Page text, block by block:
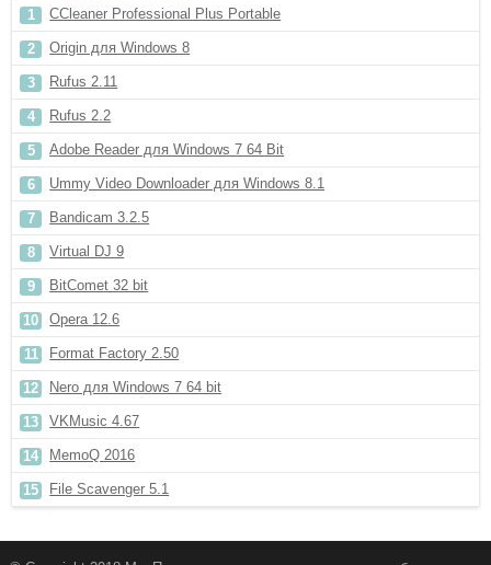
CCleaner Professional Plus Portable
Origin для Windows 8
Rufus 2.11
Rufus 2.2
Adobe Reader для Windows 7 64 Bit
Ummy Video Downloader для Windows 8.1
Bandicam 3.2.5
Virtual DJ 9
BitComet 32 bit
Opera 12.6
Format Factory 2.50
Nero для Windows 7 64 bit
VKMusic 4.67
MemoQ 2016
File Scavenger 5.1